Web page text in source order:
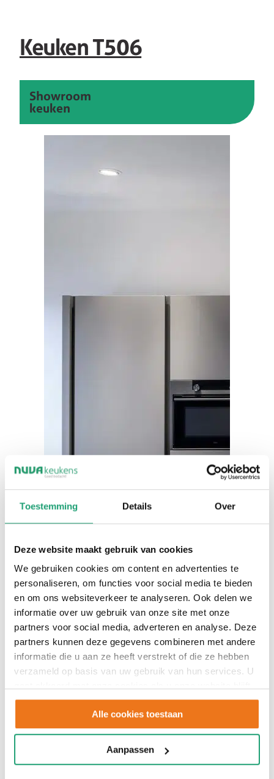
Toestemming Details Over
Deze website maakt gebruik van cookies
We gebruiken cookies om content en advertenties te
personaliseren, om functies voor social media te bieden
en om ons websiteverkeer te analyseren. Ook delen we
informatie over uw gebruik van onze site met onze
partners voor social media, adverteren en analyse. Deze
partners kunnen deze gegevens combineren met andere
informatie die u aan ze heeft verstrekt of die ze hebben
verzameld op basis van uw gebruik van hun services. U
gebruiken.
Alle cookies toestaan
Aanpassen
Keuken T506
Showroom
keuken